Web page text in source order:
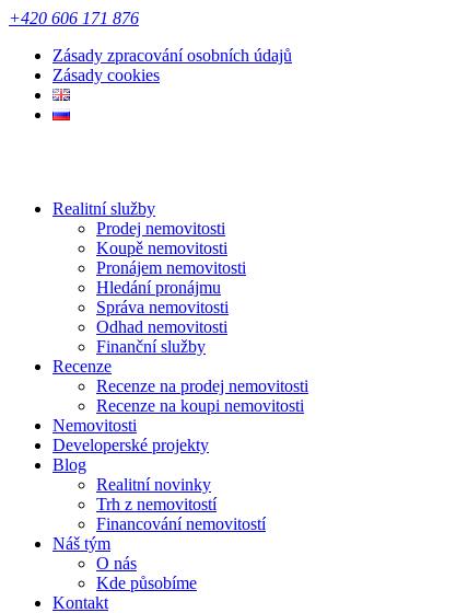
+420 606 171 876
Zásady zpracování osobních údajů
Zásady cookies
Realitní služby
Prodej nemovitosti
Koupě nemovitosti
Pronájem nemovitosti
Hledání pronájmu
Správa nemovitosti
Odhad nemovitosti
Finanční služby
Recenze
Recenze na prodej nemovitosti
Recenze na koupi nemovitosti
Nemovitosti
Developerské projekty
Blog
Realitní novinky
Trh z nemovitostí
Financování nemovitostí
Náš tým
O nás
Kde působíme
Kontakt